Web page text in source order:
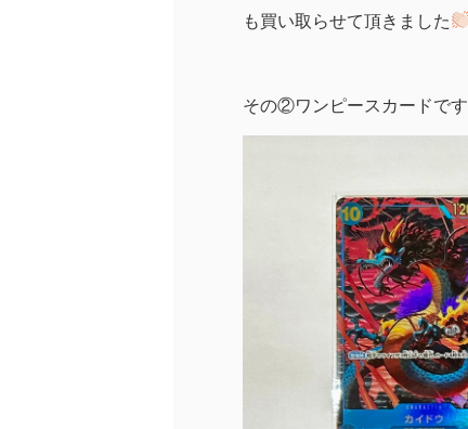
も買い取らせて頂きました
その②ワンピースカードです